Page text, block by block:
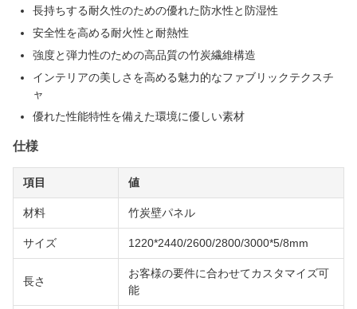
長持ちする耐久性のための優れた防水性と防湿性
安全性を高める耐火性と耐熱性
強度と弾力性のための高品質の竹炭繊維構造
インテリアの美しさを高める魅力的なファブリックテクスチ
ャ
優れた性能特性を備えた環境に優しい素材
仕様
項目 値
材料 竹炭壁パネル
サイズ 1220*2440/2600/2800/3000*5/8mm
長さ
お客様の要件に合わせてカスタマイズ可
能